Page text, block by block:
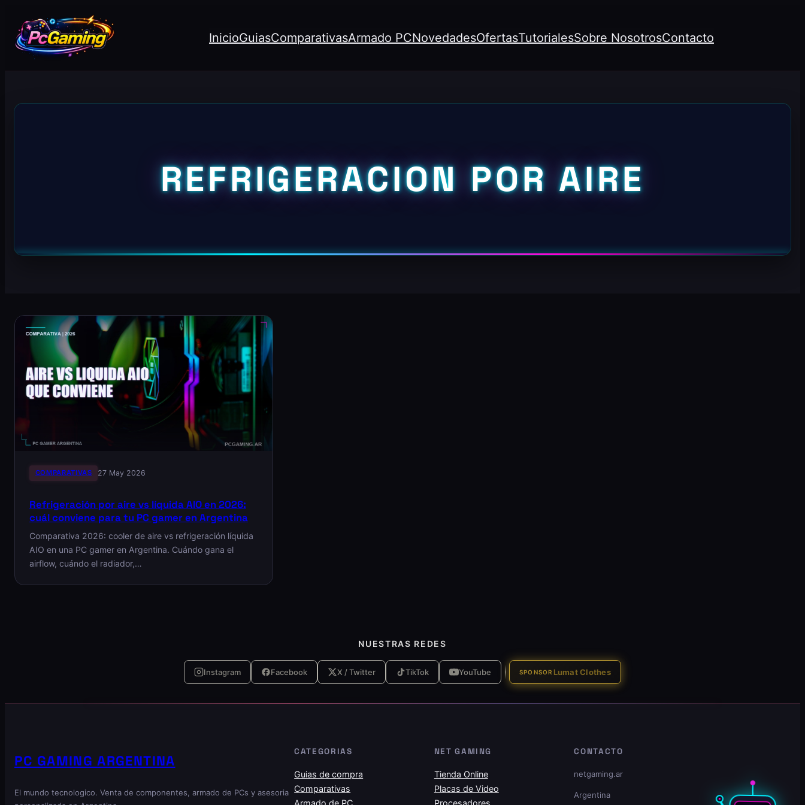
InicioGuiasComparativasArmado PCNovedadesOfertasTutorialesSobre NosotrosContacto
REFRIGERACION POR AIRE
COMPARATIVAS 27 May 2026
Refrigeración por aire vs líquida AIO en 2026:
cuál conviene para tu PC gamer en Argentina
Comparativa 2026: cooler de aire vs refrigeración líquida
AIO en una PC gamer en Argentina. Cuándo gana el
airflow, cuándo el radiador,…
NUESTRAS REDES
Instagram Facebook X / Twitter TikTok YouTube SPONSOR Lumat Clothes
PC GAMING ARGENTINA
El mundo tecnologico. Venta de componentes, armado de PCs y asesoria
CATEGORIAS
Guias de compra
Comparativas
NET GAMING
Tienda Online
Placas de Video
CONTACTO
netgaming.ar
Argentina